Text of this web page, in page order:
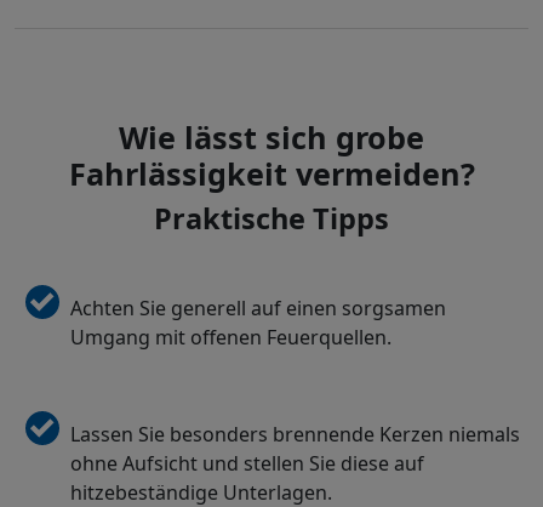
Wie lässt sich grobe
Fahrlässigkeit vermeiden?
Praktische Tipps
Achten Sie generell auf einen sorgsamen
Umgang mit offenen Feuerquellen.
Lassen Sie besonders brennende Kerzen niemals
ohne Aufsicht und stellen Sie diese auf
hitzebeständige Unterlagen.